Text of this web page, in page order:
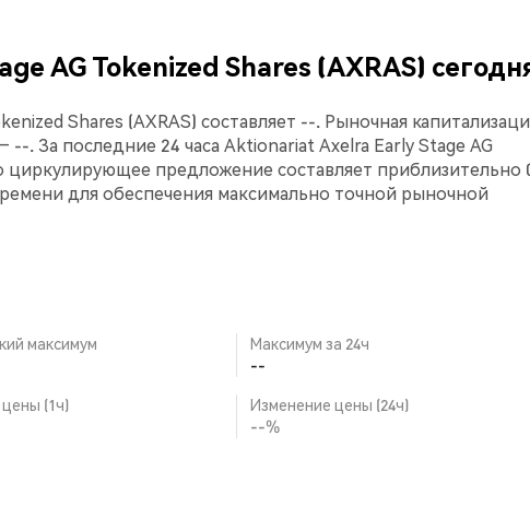
AG Tokenized Shares (AXRAS)
Shares (AXRAS) составляет --. Рыночная
. За последние 24 часа Aktionariat Axelra Early Stage AG
циркулирующее предложение составляет приблизительно
для обеспечения максимально точной рыночной
максимум Максимум за 24ч
--
(1ч) Изменение цены (24ч)
--%